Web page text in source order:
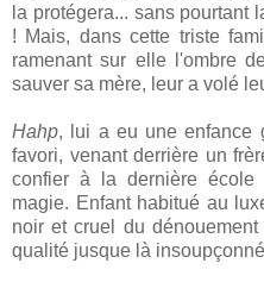
la protégera... sans pourtant
! Mais, dans cette triste
ramenant sur elle l'ombre
sauver sa mère, leur a volé
Hahp, lui a eu une enfance
favori, venant derrière un
confier à la dernière
magie. Enfant habitué au
noir et cruel du
qualité jusque là